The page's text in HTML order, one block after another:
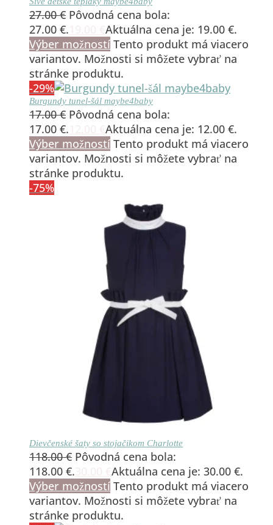
27.00€ Pôvodná cena bola:
27.00 €.
Aktuálna cena je: 19.00 €.
Výber možností Tento produkt má viacero
variantov. Možnosti si môžete vybrať na
stránke produktu.
-29%
Burgundy tunel-šál maybe4baby
17.00€ Pôvodná cena bola:
17.00 €.
Aktuálna cena je: 12.00 €.
Výber možností Tento produkt má viacero
variantov. Možnosti si môžete vybrať na
stránke produktu.
-75%
Dievčenské šaty so stojačikom Charlotte
118.00€ Pôvodná cena bola:
118.00 €.
Aktuálna cena je: 30.00 €.
Výber možností Tento produkt má viacero
variantov. Možnosti si môžete vybrať na
stránke produktu.